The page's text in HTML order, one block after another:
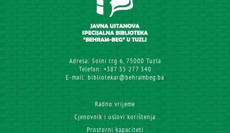
Adresa: Solni trg 6, 75000 Tuzla
Telefon: +387 35 277 340
E-mail: bibliotekar@behrambeg.ba
Radno vrijeme
Cjenovnik i uslovi korištenja
Prostorni kapaciteti